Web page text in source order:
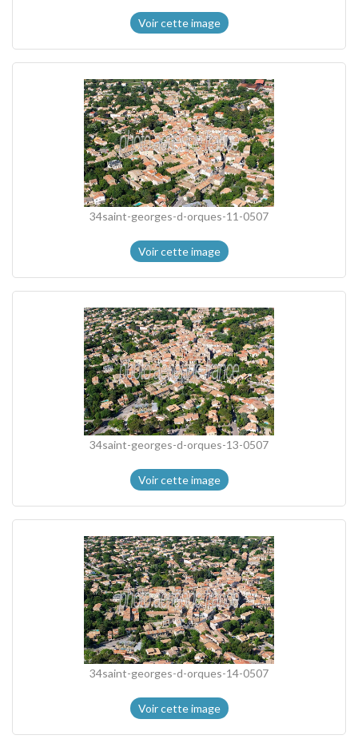
Voir cette image
34saint-georges-d-orques-11-0507
Voir cette image
34saint-georges-d-orques-13-0507
Voir cette image
34saint-georges-d-orques-14-0507
Voir cette image